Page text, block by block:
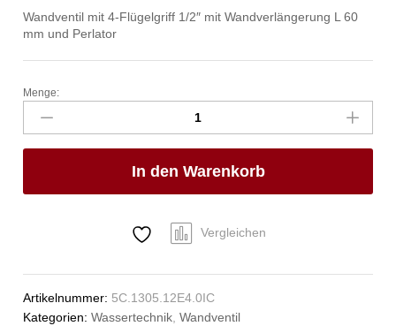
Wandventil mit 4-Flügelgriff 1/2″ mit Wandverlängerung L 60
mm und Perlator
celix
Wandauslaufventil
starr
1/2"
Menge:
In den Warenkorb
Vergleichen
Artikelnummer: 5C.1305.12E4.0IC
Kategorien:Wassertechnik,Wandventil